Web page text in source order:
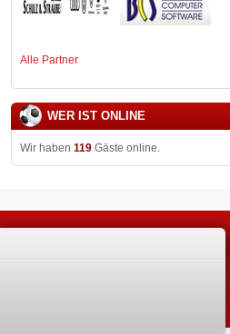
Alle Partner
WER IST ONLINE
Wir haben 119Gäste online.